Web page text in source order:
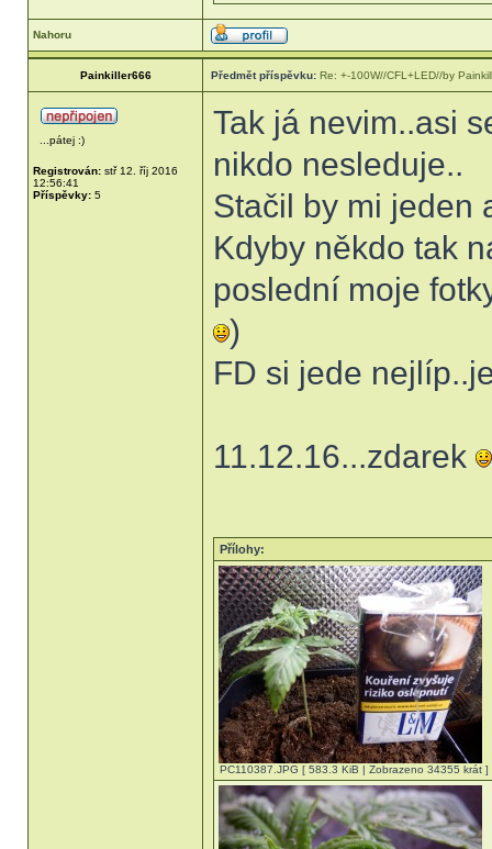
Nahoru
Painkiller666 Předmět příspěvku: Re: +-100W//CFL+LED//by
...pátej :)
Registrován: stř 12. říj 2016
12:56:41
Příspěvky: 5
Tak já nevim..asi
nikdo nesleduje..
Stačil by mi jeden
Kdyby někdo tak
poslední moje
)
FD si jede
11.12.16...zdarek
Přílohy:
PC110387.JPG [ 583.3 KiB | Zobrazeno 34355 krát ]